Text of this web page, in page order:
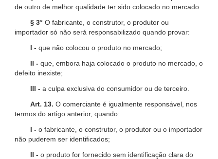
de outro de melhor qualidade ter sido colocado no mercado.
§ 3° O fabricante, o construtor, o produtor ou
importador só não será responsabilizado quando provar:
I - que não colocou o produto no mercado;
II - que, embora haja colocado o produto no mercado, o
defeito inexiste;
III - a culpa exclusiva do consumidor ou de terceiro.
Art. 13. O comerciante é igualmente responsável, nos
termos do artigo anterior, quando:
I - o fabricante, o construtor, o produtor ou o importador
não puderem ser identificados;
II - o produto for fornecido sem identificação clara do